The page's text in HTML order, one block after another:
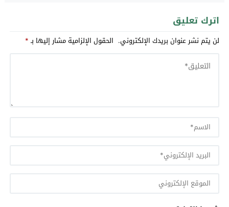
اترك تعليق
لن يتم نشر عنوان بريدك الإلكتروني. الحقول الإلزامية مشار إليها بـ*